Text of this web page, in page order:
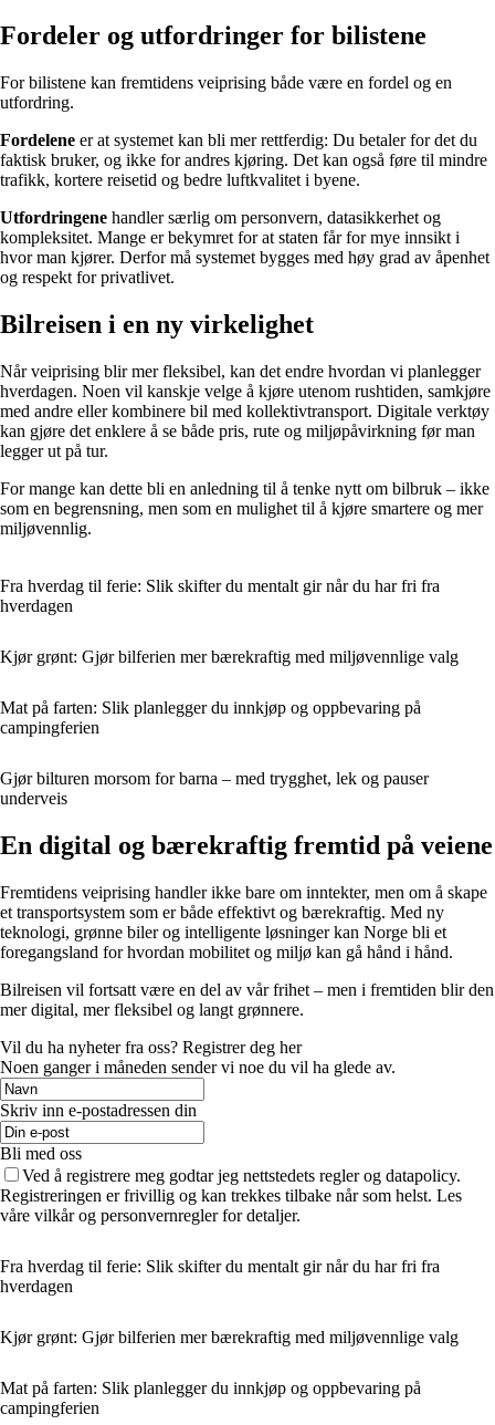
Fordeler og utfordringer for bilistene
For bilistene kan fremtidens veiprising både være en fordel og en
utfordring.
Fordelene er at systemet kan bli mer rettferdig: Du betaler for det du
faktisk bruker, og ikke for andres kjøring. Det kan også føre til mindre
trafikk, kortere reisetid og bedre luftkvalitet i byene.
Utfordringene handler særlig om personvern, datasikkerhet og
kompleksitet. Mange er bekymret for at staten får for mye innsikt i
hvor man kjører. Derfor må systemet bygges med høy grad av åpenhet
og respekt for privatlivet.
Bilreisen i en ny virkelighet
Når veiprising blir mer fleksibel, kan det endre hvordan vi planlegger
hverdagen. Noen vil kanskje velge å kjøre utenom rushtiden, samkjøre
med andre eller kombinere bil med kollektivtransport. Digitale verktøy
kan gjøre det enklere å se både pris, rute og miljøpåvirkning før man
legger ut på tur.
For mange kan dette bli en anledning til å tenke nytt om bilbruk – ikke
som en begrensning, men som en mulighet til å kjøre smartere og mer
miljøvennlig.
Fra hverdag til ferie: Slik skifter du mentalt gir når du har fri fra
hverdagen
Kjør grønt: Gjør bilferien mer bærekraftig med miljøvennlige valg
Mat på farten: Slik planlegger du innkjøp og oppbevaring på
campingferien
Gjør bilturen morsom for barna – med trygghet, lek og pauser
underveis
En digital og bærekraftig fremtid på veiene
Fremtidens veiprising handler ikke bare om inntekter, men om å skape
et transportsystem som er både effektivt og bærekraftig. Med ny
teknologi, grønne biler og intelligente løsninger kan Norge bli et
foregangsland for hvordan mobilitet og miljø kan gå hånd i hånd.
Bilreisen vil fortsatt være en del av vår frihet – men i fremtiden blir den
mer digital, mer fleksibel og langt grønnere.
Vil du ha nyheter fra oss? Registrer deg her
Noen ganger i måneden sender vi noe du vil ha glede av.
Skriv inn e-postadressen din
Bli med oss
Ved å registrere meg godtar jeg nettstedets regler og datapolicy.
Registreringen er frivillig og kan trekkes tilbake når som helst. Les
våre vilkår og personvernregler for detaljer.
Fra hverdag til ferie: Slik skifter du mentalt gir når du har fri fra
hverdagen
Kjør grønt: Gjør bilferien mer bærekraftig med miljøvennlige valg
Mat på farten: Slik planlegger du innkjøp og oppbevaring på
campingferien